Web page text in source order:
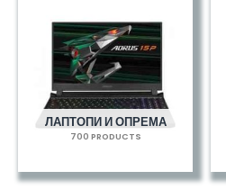
ЛАПТОПИ И ОПРЕМА
700 PRODUCTS